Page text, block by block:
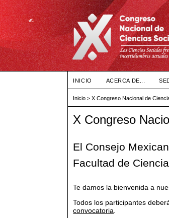
INICIO ACERCA DE...
Inicio >X Congreso Nacional de
X Congreso
El Consejo
Facultad de
Te damos la bienvenida a
Todos los participantes
convocatoria